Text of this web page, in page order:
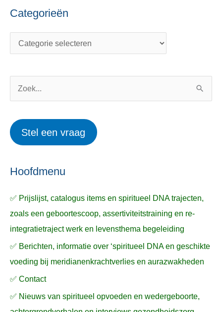
Categorieën
C
g
e
n
e
k
a
r
:
Stel een vraag
Hoofdmenu
✅ Prijslijst, catalogus items en spiritueel DNA trajecten,
zoals een geboortescoop, assertiviteitstraining en re-
integratietraject werk en levensthema begeleiding
✅ Berichten, informatie over ‘spiritueel DNA en geschikte
voeding bij meridianenkrachtverlies en aurazwakheden
✅ Contact
✅ Nieuws van spiritueel opvoeden en wedergeboorte,
O
r
p
n